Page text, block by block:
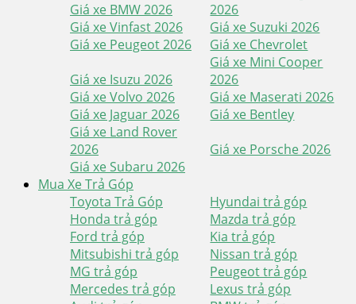
Giá xe BMW 2026
2026
Giá xe Vinfast 2026
Giá xe Suzuki 2026
Giá xe Peugeot 2026
Giá xe Chevrolet
Giá xe Isuzu 2026
Giá xe Mini Cooper
2026
Giá xe Volvo 2026
Giá xe Maserati 2026
Giá xe Jaguar 2026
Giá xe Bentley
Giá xe Land Rover
2026
Giá xe Porsche 2026
Giá xe Subaru 2026
Mua Xe Trả Góp
Toyota Trả Góp
Hyundai trả góp
Honda trả góp
Mazda trả góp
Ford trả góp
Kia trả góp
Mitsubishi trả góp
Nissan trả góp
MG trả góp
Peugeot trả góp
Mercedes trả góp
Lexus trả góp